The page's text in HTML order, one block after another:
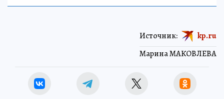
Марина МАКОВЛЕВА
Источник: kp.ru